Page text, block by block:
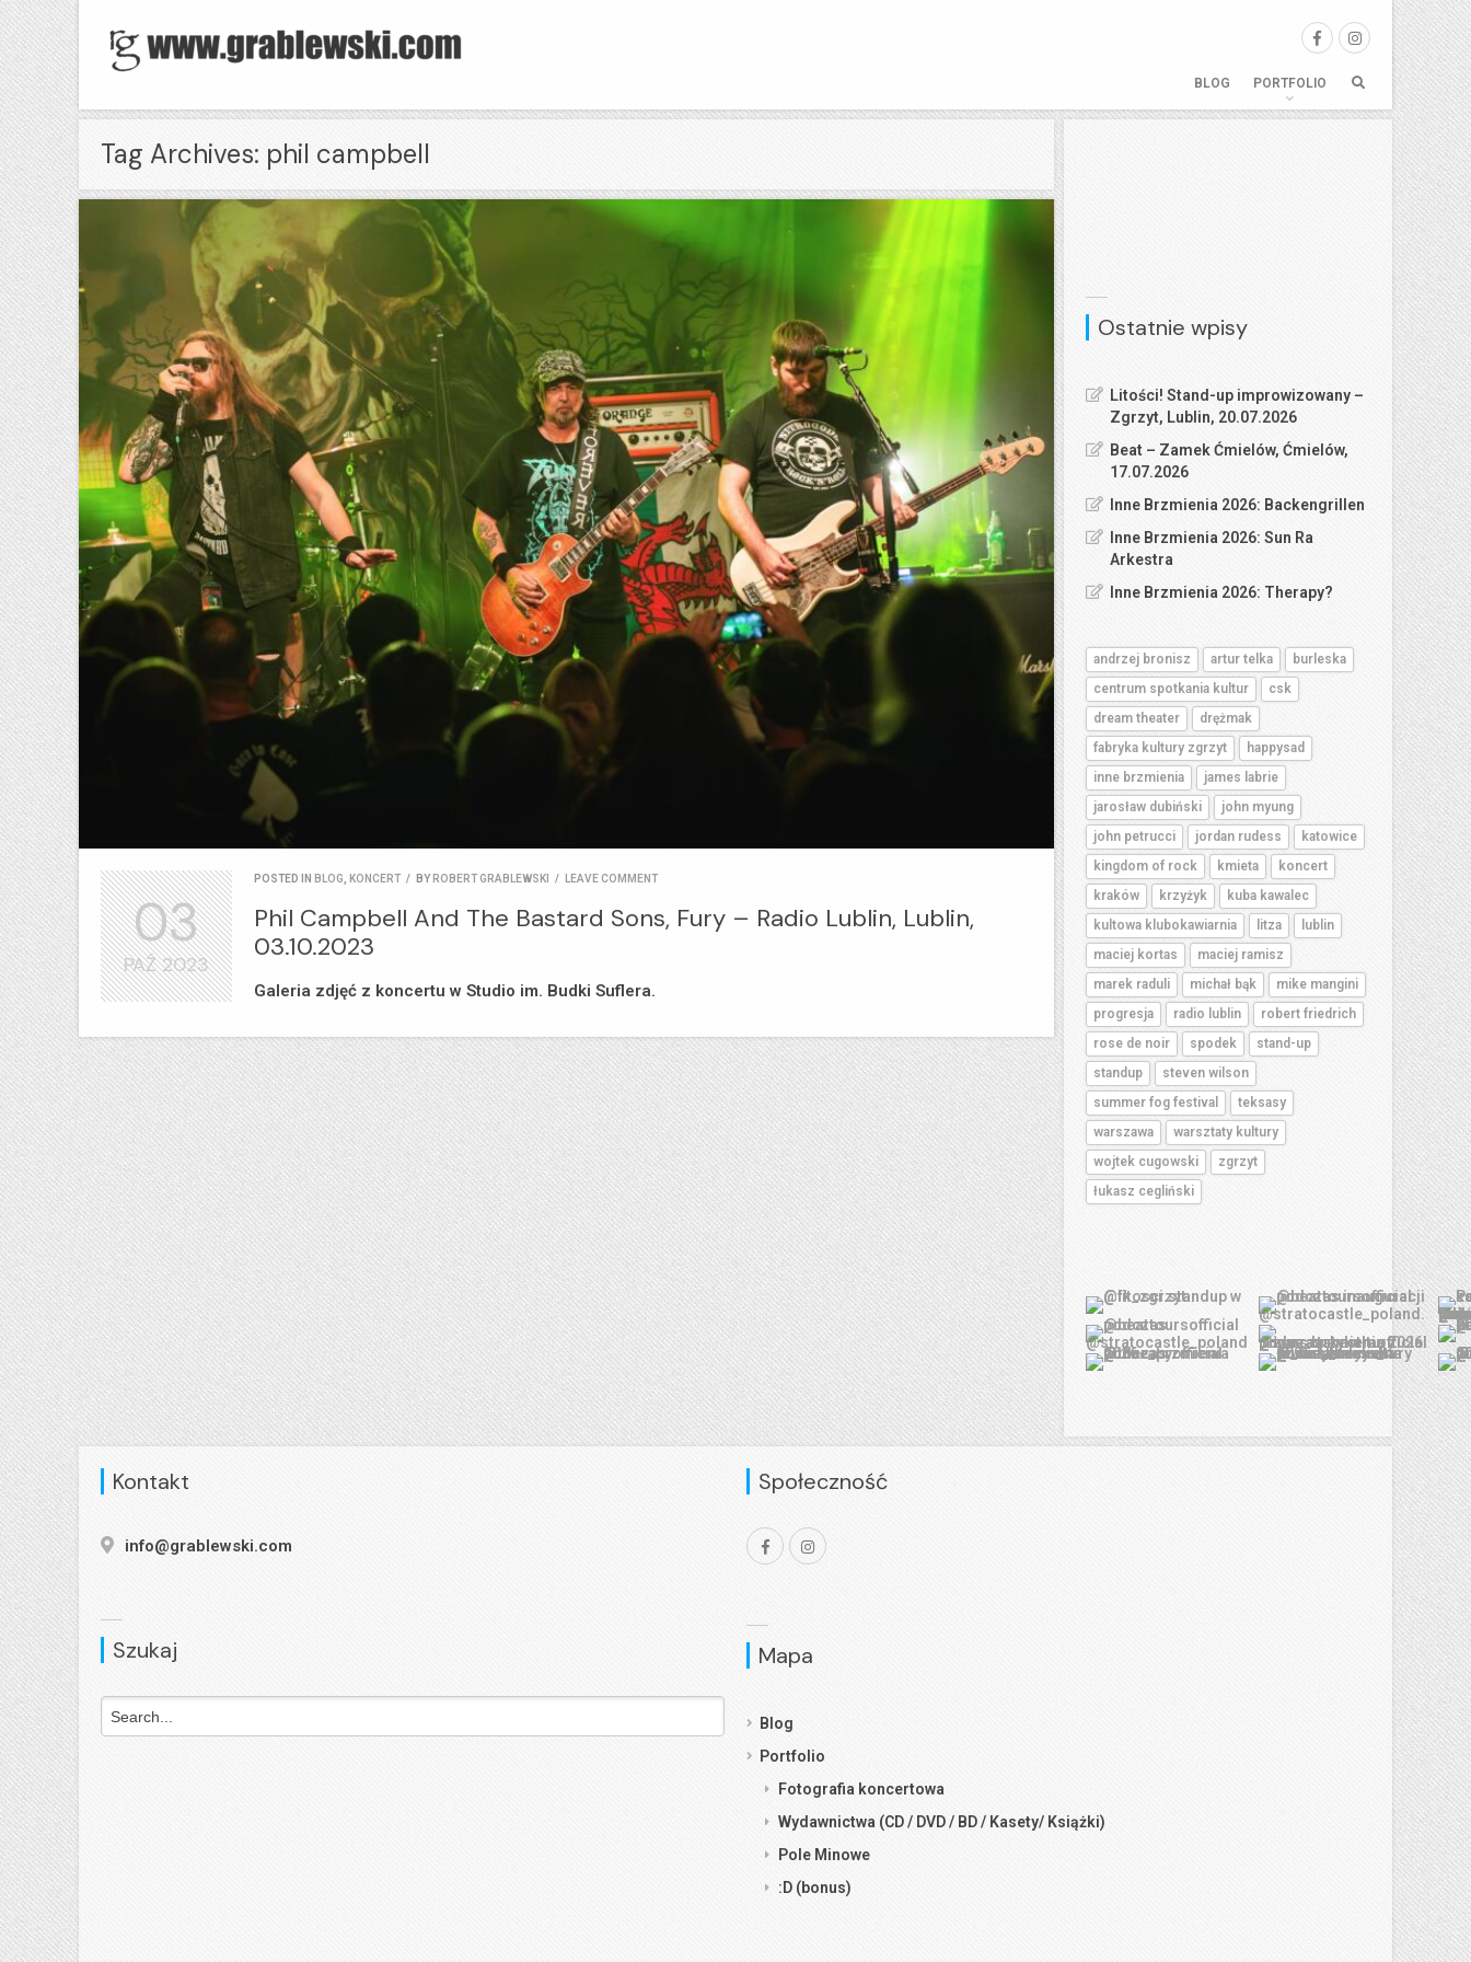
BLOG PORTFOLIO
Tag Archives: phil campbell
POSTED IN BLOG KONCERT / BY ROBERT GRABLEWSKI / LEAVE COMMENT
Phil Campbell And The Bastard Sons, Fury – Radio Lublin, Lublin,
03.10.2023
Galeria zdjęć z koncertu w Studio im. Budki Suflera.
03
PAŹ2023
Ostatnie wpisy
Litości! Stand-up improwizowany –
Zgrzyt, Lublin, 20.07.2026
Beat – Zamek Ćmielów, Ćmielów,
17.07.2026
Inne Brzmienia 2026: Backengrillen
Inne Brzmienia 2026: Sun Ra
Arkestra
Inne Brzmienia 2026: Therapy?
andrzej bronisz artur telka
burleska
centrum spotkania kultur
csk
dream theater
drężmak
fabryka kultury zgrzyt
happysad
inne brzmienia
james labrie
jarosław dubiński
john myung
john petrucci
jordan rudess
katowice
kingdom of rock
kmieta
koncert
kraków
krzyżyk
kuba kawalec
kultowa klubokawiarnia
litza
lublin
maciej kortas
maciej ramisz
marek raduli
michał bąk
mike mangini
progresja
radio lublin
robert friedrich
rose de noir
spodek
stand-up
standup
steven wilson
summer fog festival
teksasy
warszawa
warsztaty kultury
wojtek cugowski
zgrzyt
łukasz cegliński
Kontakt
info@grablewski.com
Szukaj
Społeczność
Mapa
Blog
Portfolio
Fotografia koncertowa
Wydawnictwa (CD / DVD / BD / Kasety/ Książki)
Pole Minowe
:D (bonus)